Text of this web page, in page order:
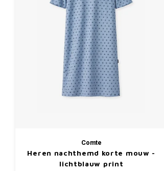
Comte
Heren nachthemd korte mouw -
lichtblauw print